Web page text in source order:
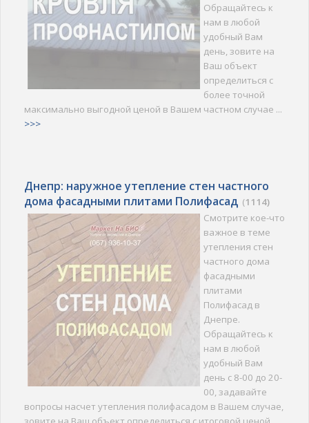
Обращайтесь к
нам в любой
удобный Вам
день, зовите на
Ваш объект
определиться с
более точной
максимально выгодной ценой в Вашем частном случае ...
>>>
Днепр: наружное утепление стен частного
дома фасадными плитами Полифасад (1114)
Смотрите кое-что
важное в теме
утепления стен
частного дома
фасадными
плитами
Полифасад в
Днепре.
Обращайтесь к
нам в любой
удобный Вам
день с 8-00 до 20-
00, задавайте
вопросы насчет утепления полифасадом в Вашем случае,